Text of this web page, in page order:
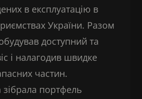
в експлуатацію в
України. Разом
доступний та
і налагодив швидке
частин.
зібрала портфель